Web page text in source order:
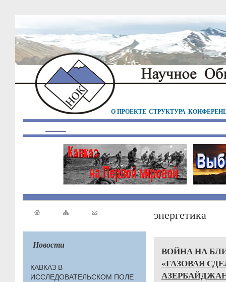
О ПРОЕКТЕ СТРУКТУРА
Новости
КАВКАЗ В
ИССЛЕДОВАТЕЛЬСКОМ ПОЛЕ
энергетика
ВОЙНА НА
«ГАЗОВАЯ